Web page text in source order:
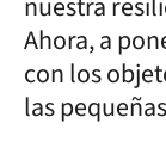
Ahora, a
con los
las